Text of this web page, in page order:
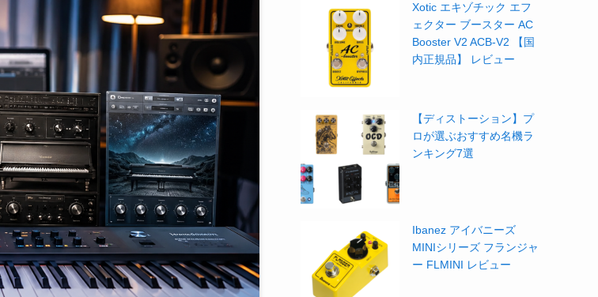
Xotic エキゾチック エフ
ェクター ブースター AC
Booster V2 ACB-V2 【国
内正規品】 レビュー
【ディストーション】プ
ロが選ぶおすすめ名機ラ
ンキング7選
Ibanez アイバニーズ
MINIシリーズ フランジャ
ー FLMINI レビュー